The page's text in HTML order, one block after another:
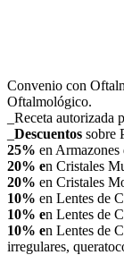
Convenio con
Oftalmológico.
_Receta
Descuentos sobre
25% en Armazones
20% en Cristales
20% en Cristales
10% en Lentes de
10% en Lentes de
10% en Lentes de
irregulares,